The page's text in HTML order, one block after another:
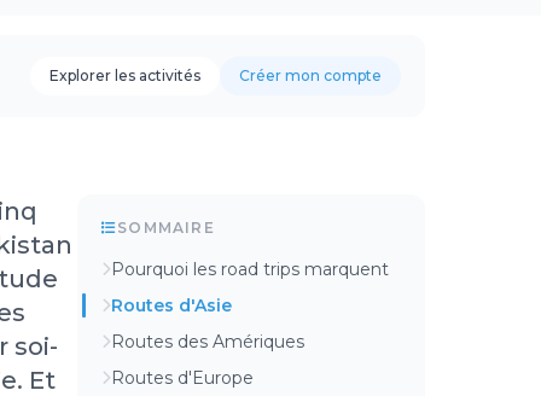
Explorer les activités Créer mon compte
soi-
Et
SOMMAIRE
Pourquoi les road trips marquent
Routes d'Asie
Routes des Amériques
Routes d'Europe